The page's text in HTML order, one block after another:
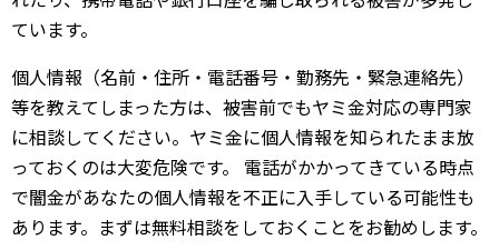
ています。
個人情報（名前・住所・電話番号・勤務先・緊急連絡先）
等を教えてしまった方は、被害前でもヤミ金対応の専門家
に相談してください。ヤミ金に個人情報を知られたまま放
っておくのは大変危険です。 電話がかかってきている時点
で闇金があなたの個人情報を不正に入手している可能性も
あります。まずは無料相談をしておくことをお勧めします。